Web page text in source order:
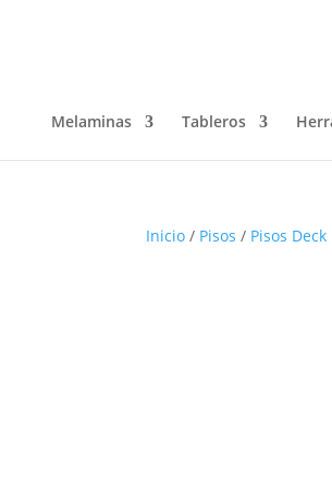
Melaminas Tableros
Inicio / Pisos / Pisos Deck